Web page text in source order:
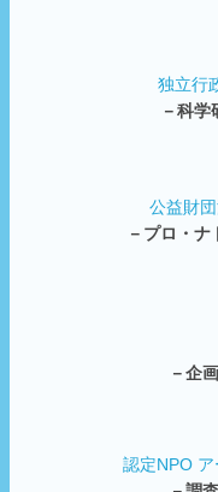
独立行
－科学
公益財
－プロ・ナ
－企
認定NPO